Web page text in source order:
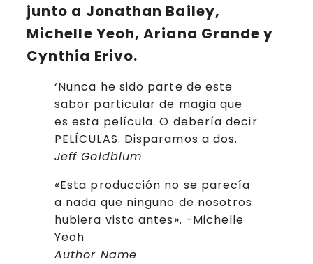
junto a Jonathan Bailey,
Michelle Yeoh, Ariana Grande y
Cynthia Erivo.
‘Nunca he sido parte de este
sabor particular de magia que
es esta película. O debería decir
PELÍCULAS. Disparamos a dos.
Jeff Goldblum
«Esta producción no se parecía
a nada que ninguno de nosotros
hubiera visto antes». -Michelle
Yeoh
Author Name